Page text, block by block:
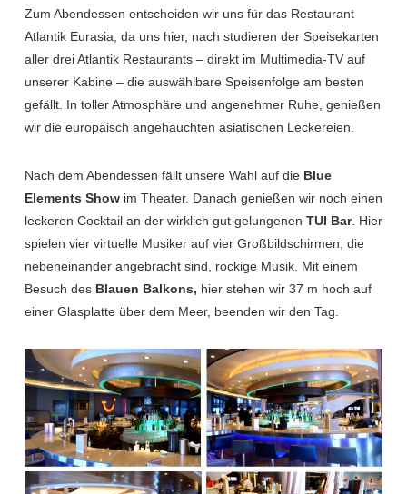
Zum Abendessen entscheiden wir uns für das Restaurant
Atlantik Eurasia, da uns hier, nach studieren der Speisekarten
aller drei Atlantik Restaurants – direkt im Multimedia-TV auf
unserer Kabine – die auswählbare Speisenfolge am besten
gefällt. In toller Atmosphäre und angenehmer Ruhe, genießen
wir die europäisch angehauchten asiatischen Leckereien.
Nach dem Abendessen fällt unsere Wahl auf die Blue
Elements Showim Theater. Danach genießen wir noch einen
leckeren Cocktail an der wirklich gut gelungenen TUI Bar. Hier
spielen vier virtuelle Musiker auf vier Großbildschirmen, die
nebeneinander angebracht sind, rockige Musik. Mit einem
Besuch des Blauen Balkons, hier stehen wir 37 m hoch auf
einer Glasplatte über dem Meer, beenden wir den Tag.